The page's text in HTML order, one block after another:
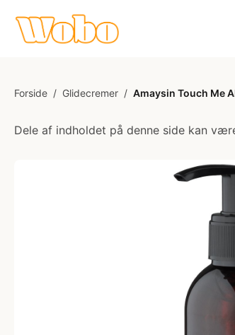
Forside / Glidecremer / Amaysin Touch Me
Dele af indholdet på denne side kan